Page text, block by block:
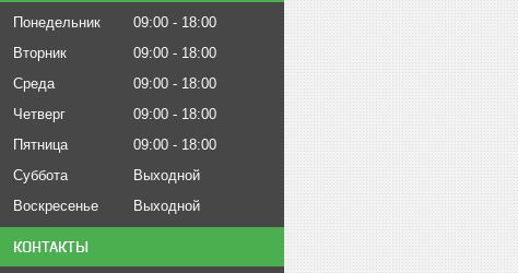
Понедельник 09:00
18:00
Вторник
09:00
18:00
Среда
09:00
18:00
Четверг
09:00
18:00
Пятница
09:00
18:00
Суббота
Выходной
Воскресенье
Выходной
КОНТАКТЫ